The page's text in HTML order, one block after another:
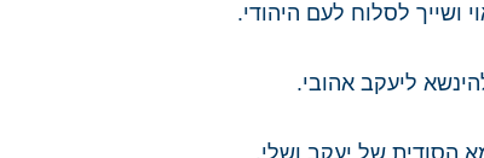
לסלוח לעם היהודי.
ליעקב אהובי.
הסודית של יעקב ושלי.